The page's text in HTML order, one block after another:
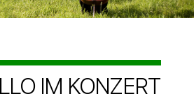
IM KONZERT